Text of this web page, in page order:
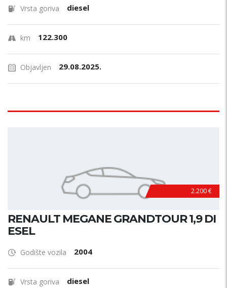
Vrsta goriva diesel
km 122.300
Objavljen 29.08.2025.
2.200 €
RENAULT MEGANE GRANDTOUR 1,9 DI
ESEL
Godište vozila 2004
Vrsta goriva diesel